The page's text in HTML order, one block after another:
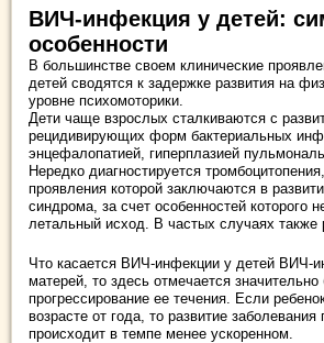
ВИЧ-инфекция у детей:
особенности
В большинстве своем клинические
детей сводятся к задержке развития на
уровне психомоторики.
Дети чаще взрослых сталкиваются с
рецидивирующих форм бактериальных
энцефалопатией, гиперплазией
Нередко диагностируется
проявления которой заключаются в
синдрома, за счет особенностей которого
летальный исход. В частых случаях также
Что касается ВИЧ-инфекции у детей ВИЧ-
матерей, то здесь отмечается
прогрессирование ее течения. Если
возрасте от года, то развитие
происходит в темпе менее ускоренном.